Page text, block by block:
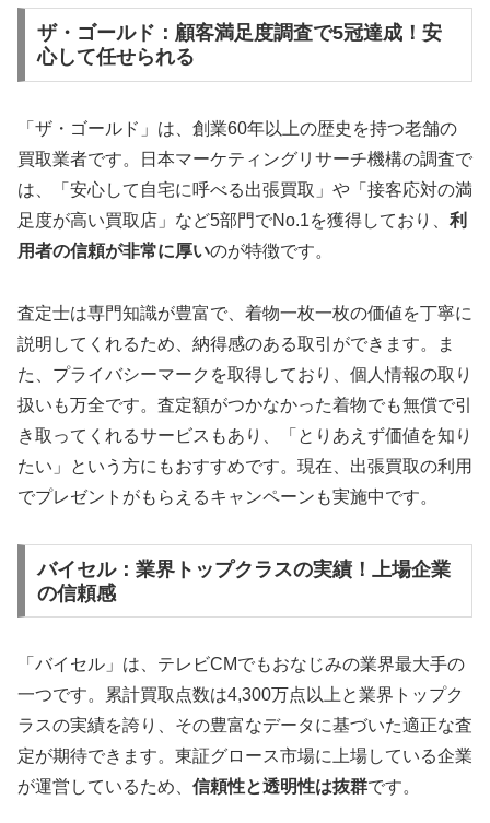
ザ・ゴールド：顧客満足度調査で5冠達成！安
心して任せられる
「ザ・ゴールド」は、創業60年以上の歴史を持つ老舗の
買取業者です。日本マーケティングリサーチ機構の調査で
は、「安心して自宅に呼べる出張買取」や「接客応対の満
足度が高い買取店」など5部門でNo.1を獲得しており、 利
用者の信頼が非常に厚いのが特徴です。
査定士は専門知識が豊富で、着物一枚一枚の価値を丁寧に
説明してくれるため、納得感のある取引ができます。ま
た、プライバシーマークを取得しており、個人情報の取り
扱いも万全です。査定額がつかなかった着物でも無償で引
き取ってくれるサービスもあり、「とりあえず価値を知り
たい」という方にもおすすめです。現在、出張買取の利用
でプレゼントがもらえるキャンペーンも実施中です。
バイセル：業界トップクラスの実績！上場企業
の信頼感
「バイセル」は、テレビCMでもおなじみの業界最大手の
一つです。累計買取点数は4,300万点以上と業界トップク
ラスの実績を誇り、その豊富なデータに基づいた適正な査
定が期待できます。東証グロース市場に上場している企業
が運営しているため、 信頼性と透明性は抜群です。